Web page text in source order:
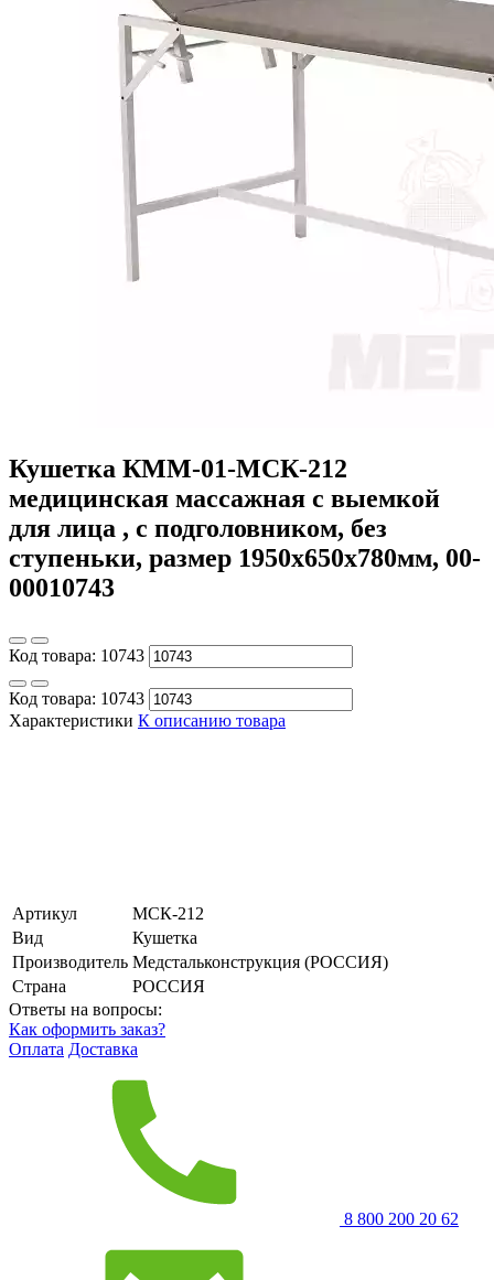
Кушетка КММ-01-МСК-212
медицинская массажная с выемкой
для лица , с подголовником, без
ступеньки, размер 1950х650х780мм, 00-
00010743
Код товара: 10743
Код товара: 10743
Характеристики К описанию товара
Артикул
МСК-212
Вид
Кушетка
Производитель Медстальконструкция (РОССИЯ)
Страна
РОССИЯ
Ответы на вопросы:
Как оформить заказ?
Оплата Доставка
8 800 200 20 62